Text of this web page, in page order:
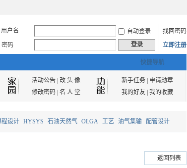
用户名 自动登录
找回密码
密码
登录 立即注册
快捷导航
活动公告| 改 头 像 新手任务|
申请勋章
修改密码| 名 人 堂 我的好友| 我的收藏
程设计 HYSYS 石油天然气 OLGA 工艺 油气集输 配管设计
返回列表